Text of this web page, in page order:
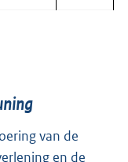
van de
en de